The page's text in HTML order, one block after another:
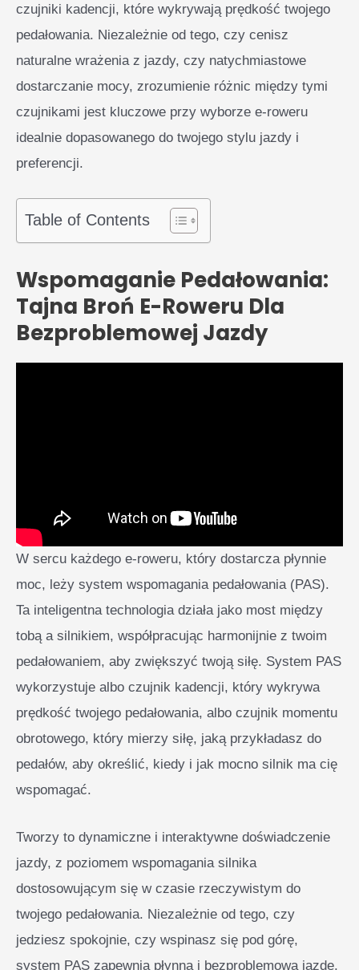
czujniki kadencji, które wykrywają prędkość twojego
pedałowania. Niezależnie od tego, czy cenisz
naturalne wrażenia z jazdy, czy natychmiastowe
dostarczanie mocy, zrozumienie różnic między tymi
czujnikami jest kluczowe przy wyborze e-roweru
idealnie dopasowanego do twojego stylu jazdy i
preferencji.
Table of Contents
Wspomaganie Pedałowania:
Tajna Broń E-Roweru Dla
Bezproblemowej Jazdy
W sercu każdego e-roweru, który dostarcza płynnie
moc, leży system wspomagania pedałowania (PAS).
Ta inteligentna technologia działa jako most między
tobą a silnikiem, współpracując harmonijnie z twoim
pedałowaniem, aby zwiększyć twoją siłę. System PAS
wykorzystuje albo czujnik kadencji, który wykrywa
prędkość twojego pedałowania, albo czujnik momentu
obrotowego, który mierzy siłę, jaką przykładasz do
pedałów, aby określić, kiedy i jak mocno silnik ma cię
wspomagać.
Tworzy to dynamiczne i interaktywne doświadczenie
jazdy, z poziomem wspomagania silnika
dostosowującym się w czasie rzeczywistym do
twojego pedałowania. Niezależnie od tego, czy
jedziesz spokojnie, czy wspinasz się pod górę,
system PAS zapewnia płynną i bezproblemową jazdę.